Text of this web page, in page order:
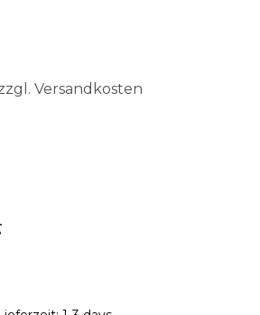
Versandkosten
auswählen